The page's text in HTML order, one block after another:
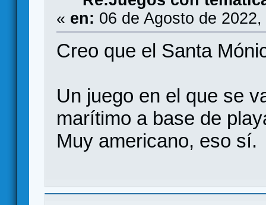
« en: 06 de Agosto de
Creo que el Santa
Un juego en el que se
marítimo a base de
Muy americano, eso sí.